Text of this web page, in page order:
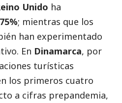
Unido ha
75%; mientras que los
han experimentado
En Dinamarca, por
turísticas
los primeros cuatro
a cifras prepandemia,